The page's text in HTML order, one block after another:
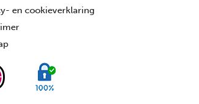
en cookieverklaring